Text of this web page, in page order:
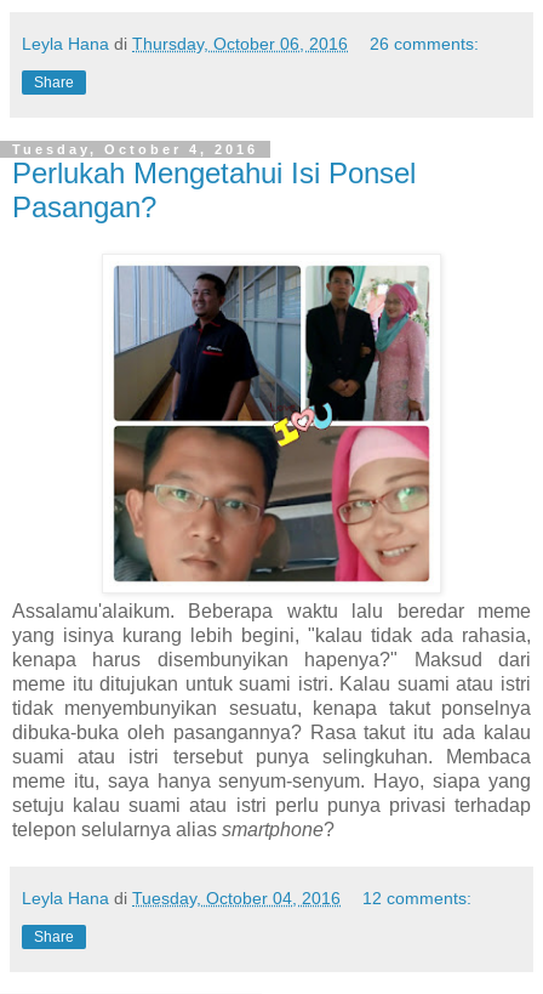
Leyla Hana di Thursday, October 06, 2016 26 comments:
Share
Tuesday, October 4, 2016
Perlukah Mengetahui Isi Ponsel
Pasangan?
Assalamu'alaikum. Beberapa waktu lalu beredar meme
yang isinya kurang lebih begini, "kalau tidak ada rahasia,
kenapa harus disembunyikan hapenya?" Maksud dari
meme itu ditujukan untuk suami istri. Kalau suami atau istri
tidak menyembunyikan sesuatu, kenapa takut ponselnya
dibuka-buka oleh pasangannya? Rasa takut itu ada kalau
suami atau istri tersebut punya selingkuhan. Membaca
meme itu, saya hanya senyum-senyum. Hayo, siapa yang
setuju kalau suami atau istri perlu punya privasi terhadap
telepon selularnya alias smartphone?
Leyla Hana di Tuesday, October 04, 2016 12 comments:
Share